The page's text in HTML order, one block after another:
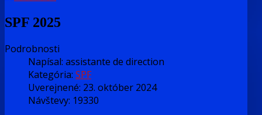
SPF 2025
Podrobnosti
Napísal: assistante de direction
Kategória: SPF
Uverejnené: 23. október 2024
Návštevy: 19330